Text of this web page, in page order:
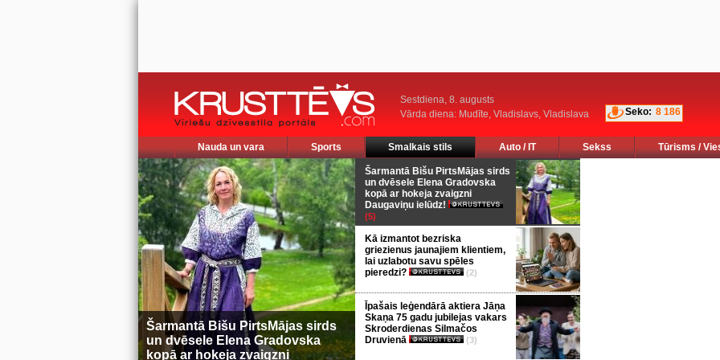
Sestdiena, 8. augusts
Vārda diena: Mudīte, Vladislavs, Vladislava
Seko: 8 186
Nauda un vara Sports Smalkais stils Auto / IT Sekss Tūrisms /
Šarmantā Bišu PirtsMājas sirds
un dvēsele Elena Gradovska
kopā ar hokeja zvaigzni
Šarmantā Bišu PirtsMājas sirds
un dvēsele Elena Gradovska
kopā ar hokeja zvaigzni
Daugaviņu ielūdz!
(5)
Kā izmantot bezriska
griezienus jaunajiem klientiem,
lai uzlabotu savu spēles
pieredzi?
(2)
Īpašais leģendārā aktiera Jāņa
Skaņa 75 gadu jubilejas vakars
Skroderdienas Silmačos
Druvienā
(3)